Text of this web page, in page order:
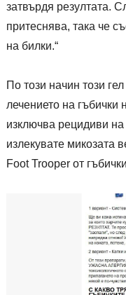
затвърдя резултата.
притеснява, така че
на билки.“
По този начин този
лечението на гъбички
изключва рецидиви
излекувате микозата
Foot Trooper от